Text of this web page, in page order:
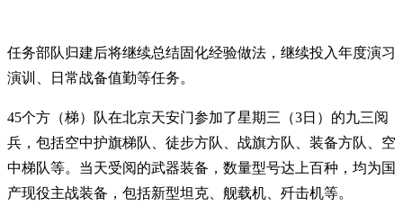
任务部队归建后将继续总结固化经验做法，继续投入年度演习
演训、日常战备值勤等任务。
45个方（梯）队在北京天安门参加了星期三（3日）的九三阅
兵，包括空中护旗梯队、徒步方队、战旗方队、装备方队、空
中梯队等。当天受阅的武器装备，数量型号达上百种，均为国
产现役主战装备，包括新型坦克、舰载机、歼击机等。